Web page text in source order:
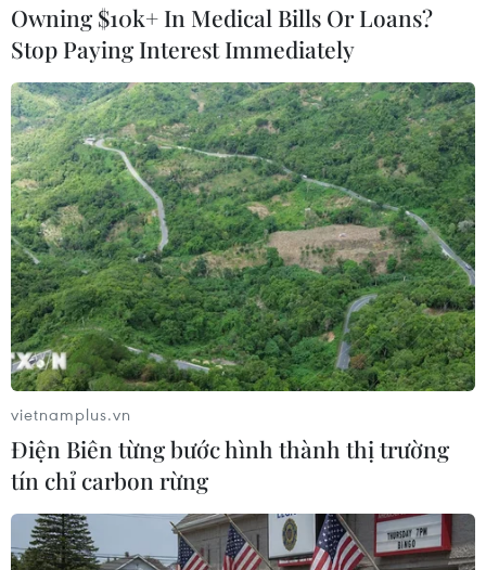
04/08/2026 23:03
Bứt phá trước "tháng Ngâu": Hãng xe
đồng loạt bung chiêu kích cầu đa
dạng
04/08/2026 04:29
Ôtô Trung Quốc có tạo nên “làn sóng
tràn” tại châu Âu?
04/08/2026 00:17
Châu Phi tận dụng lợi thế quang điện
cho ngành xe điện
03/08/2026 09:46
Owning $10k+ In Medical Bills Or Loans?
Stop Paying Interest Immediately
vietnamplus.vn
Điện Biên từng bước hình thành thị trường
tín chỉ carbon rừng